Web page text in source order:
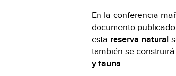
En la conferencia
documento
esta reserva natural
también se
y fauna.